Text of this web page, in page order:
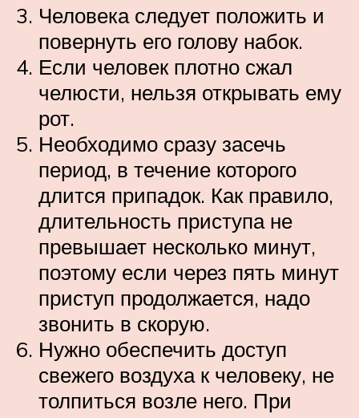
Человека следует положить и
повернуть его голову набок.
Если человек плотно сжал
челюсти, нельзя открывать ему
рот.
Необходимо сразу засечь
период, в течение которого
длится припадок. Как правило,
длительность приступа не
превышает несколько минут,
поэтому если через пять минут
приступ продолжается, надо
звонить в скорую.
Нужно обеспечить доступ
свежего воздуха к человеку, не
толпиться возле него. При